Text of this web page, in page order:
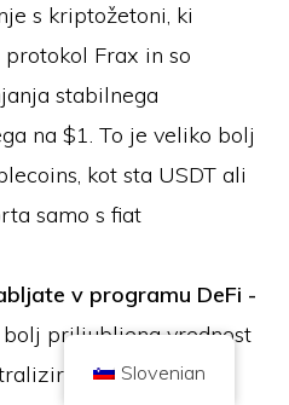
s kriptožetoni, ki
Frax in so
stabilnega
na $1. To je veliko bolj
kot sta USDT ali
samo s fiat
v programu DeFi -
bolj priljubljena vrednost
platformah.
British Ltd, ki trguje kot Coin Kickoff
10490224
Portland Street, London, Združeno
W1W 5PF
in ni naložbeni nasvet. Pretekla
rezultatov. Vlaganje v kriptovalute je
s tveganjem.
za finančne storitve Združenega
varuha človekovih pravic
Ombudsman Service). Vlaganje v
in kriptovaluta lahko pridobi na
davek na kapitalski dobiček.
O ZASEBNOSTI PIŠITE NAM
Slovenian